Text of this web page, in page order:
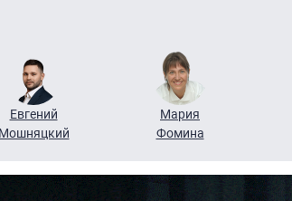
Евгений
Мошняцкий
Мария
Фомина